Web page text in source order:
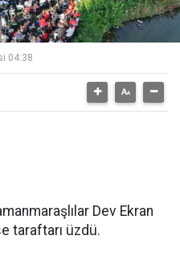
04:38
Dev Ekran
taraftarı üzdü.